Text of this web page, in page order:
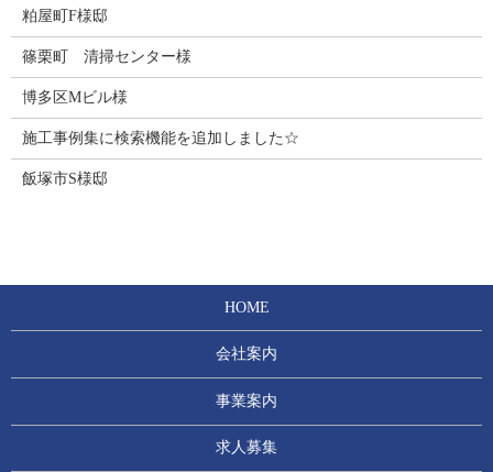
粕屋町F様邸
篠栗町 清掃センター様
博多区Mビル様
施工事例集に検索機能を追加しました☆
飯塚市S様邸
HOME
会社案内
事業案内
求人募集